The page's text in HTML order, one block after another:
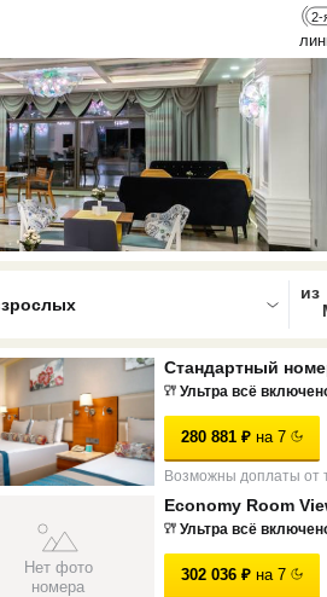
2-
available. Select is focused , press
Стандартный
Ультра всё
280 881 ₽ на 7
Возможны доплаты от
Нет фото
номера
Economy Room
Ультра всё
302 036 ₽ на 7